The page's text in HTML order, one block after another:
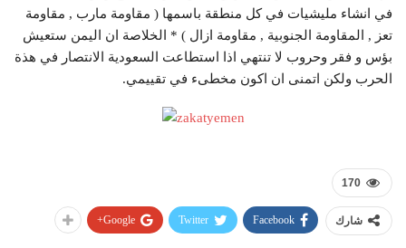
في انشاء مليشيات في كل منطقة باسمها ( مقاومة مارب , مقاومة
تعز , المقاومة الجنوبية , مقاومة ازال ) * الخلاصة ان اليمن ستعيش
بؤس و فقر وحروب لا تنتهي اذا استطاعت السعودية الانتصار في هذة
الحرب ولكن اتمنى ان اكون مخطىء في تقييمي.
170
شارك Facebook
Twitter
Google+